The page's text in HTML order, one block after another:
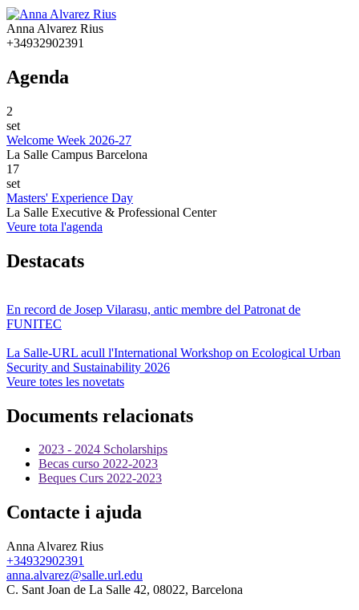
Anna Alvarez Rius
+34932902391
Agenda
2
set
Welcome Week 2026-27
La Salle Campus Barcelona
17
set
Masters' Experience Day
La Salle Executive & Professional Center
Veure tota l'agenda
Destacats
En record de Josep Vilarasu, antic membre del Patronat de
FUNITEC
La Salle-URL acull l'International Workshop on Ecological Urban
Security and Sustainability 2026
Veure totes les novetats
Documents relacionats
2023 - 2024 Scholarships
Becas curso 2022-2023
Beques Curs 2022-2023
Contacte i ajuda
Anna Alvarez Rius
+34932902391
anna.alvarez@salle.url.edu
C. Sant Joan de La Salle 42, 08022, Barcelona